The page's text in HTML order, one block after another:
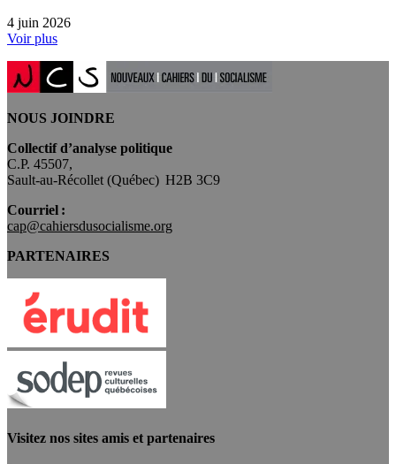
4 juin 2026
Voir plus
NOUS JOINDRE
Collectif d’analyse politique
C.P. 45507,
Sault-au-Récollet (Québec) H2B 3C9
Courriel :
cap@cahiersdusocialisme.org
PARTENAIRES
Visitez nos sites amis et partenaires